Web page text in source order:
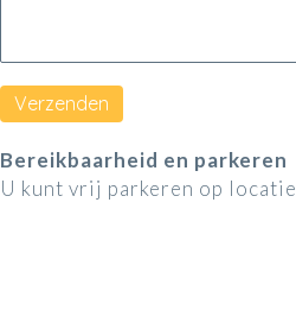
Bereikbaarheid en parkeren
U kunt vrij parkeren op locatie